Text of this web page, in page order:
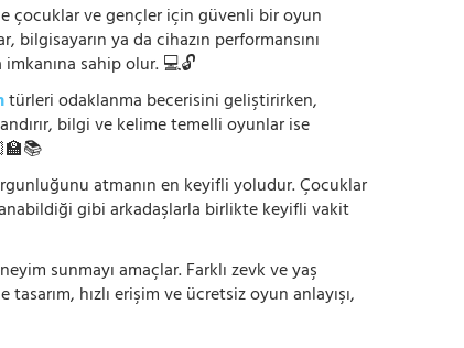
çocuklar ve gençler için güvenli bir oyun
ya da cihazın performansını
imkanına sahip olur. 💻🔓
türleri odaklanma becerisini geliştirirken,
bilgi ve kelime temelli oyunlar ise
atmanın en keyifli yoludur. Çocuklar
gibi arkadaşlarla birlikte keyifli vakit
sunmayı amaçlar. Farklı zevk ve yaş
hızlı erişim ve ücretsiz oyun anlayışı,